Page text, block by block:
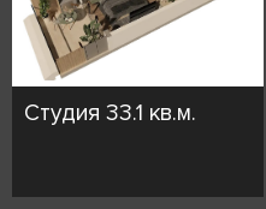
Студия 33.1 кв.м.